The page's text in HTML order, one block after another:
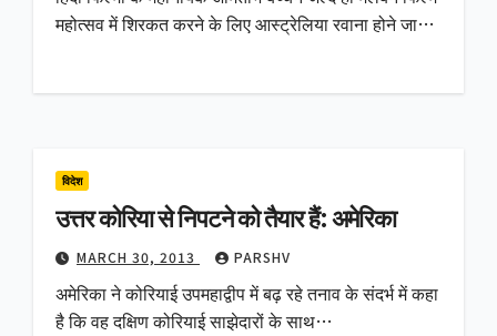
महोत्सव में शिरकत करने के लिए आस्ट्रेलिया रवाना होने जा…
विदेश
उत्तर कोरिया से निपटने को तैयार हैं: अमेरिका
MARCH 30, 2013 PARSHV
अमेरिका ने कोरियाई उपमहाद्वीप में बढ़ रहे तनाव के संदर्भ में कहा
है कि वह दक्षिण कोरियाई साझेदारों के साथ…